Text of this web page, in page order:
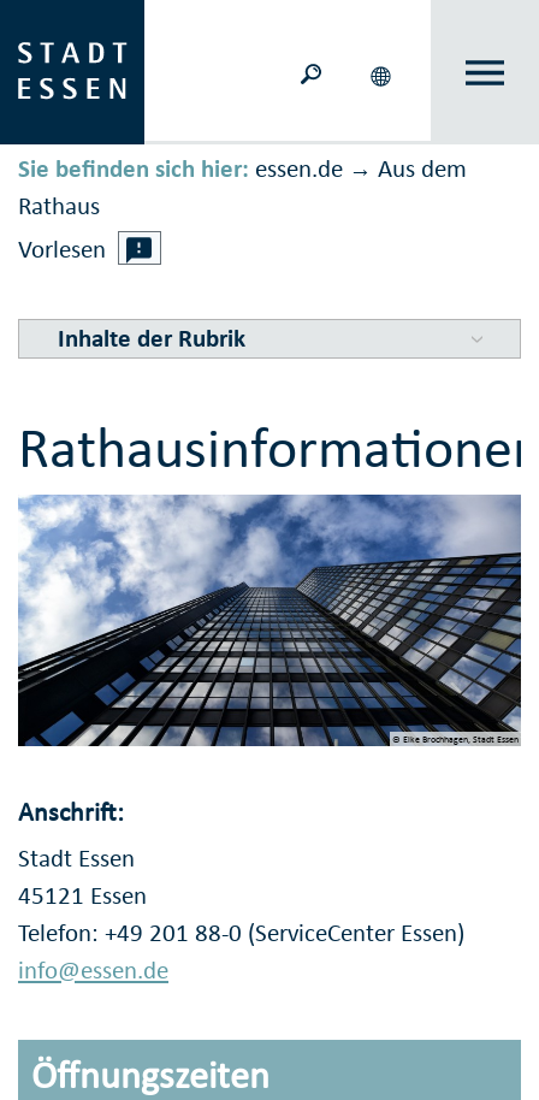
Sie befinden sich hier: essen.de → Aus dem
Rathaus
Vorlesen
Inhalte der Rubrik
© Elke Brochhagen, Stadt Essen
Anschrift:
Stadt Essen
45121 Essen
Telefon: +49 201 88-0 (ServiceCenter Essen)
info@essen.de
Öffnungszeiten